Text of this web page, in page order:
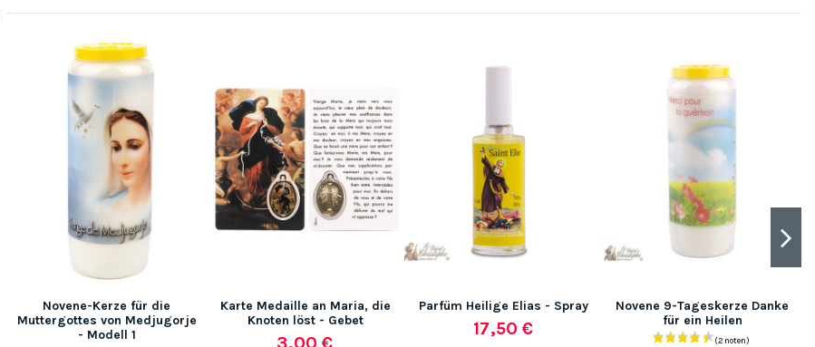
Novene-Kerze für die
Muttergottes von Medjugorje
- Modell 1
Karte Medaille an Maria, die
Knoten löst - Gebet
Parfüm Heilige Elias - Spray
17,50 €
Novene 9-Tageskerze Danke
für ein Heilen